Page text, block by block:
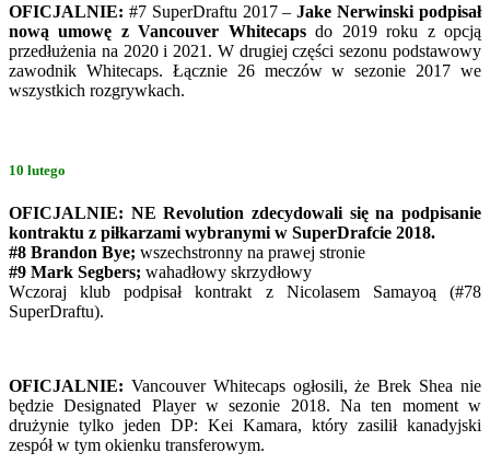
OFICJALNIE: #7 SuperDraftu 2017 –Jake Nerwinski podpisał
nową umowę z Vancouver Whitecapsdo 2019 roku z opcją
przedłużenia na 2020 i 2021. W drugiej części sezonu podstawowy
zawodnik Whitecaps. Łącznie 26 meczów w sezonie 2017 we
wszystkich rozgrywkach.
10 lutego
OFICJALNIE: NE Revolution zdecydowali się na podpisanie
kontraktu z piłkarzami wybranymi w SuperDrafcie 2018.
#8 Brandon Bye; wszechstronny na prawej stronie
#9 Mark Segbers; wahadłowy skrzydłowy
Wczoraj klub podpisał kontrakt z Nicolasem Samayoą (#78
SuperDraftu).
OFICJALNIE: Vancouver Whitecaps ogłosili, że Brek Shea nie
będzie Designated Player w sezonie 2018. Na ten moment w
drużynie tylko jeden DP: Kei Kamara, który zasilił kanadyjski
zespół w tym okienku transferowym.